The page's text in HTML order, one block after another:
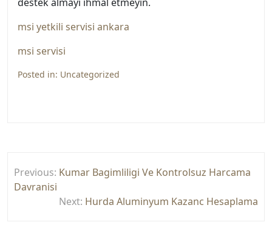
msi yetkili servisi ankara
msi servisi
Posted in: Uncategorized
gezinmesi
Previous: Kumar Bagimliligi Ve Kontrolsuz Harcama
Davranisi
Next: Hurda Aluminyum Kazanc Hesaplama